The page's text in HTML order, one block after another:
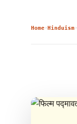
Home›Hinduism›